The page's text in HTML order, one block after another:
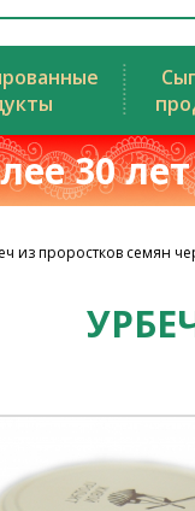
30
из проростков семян